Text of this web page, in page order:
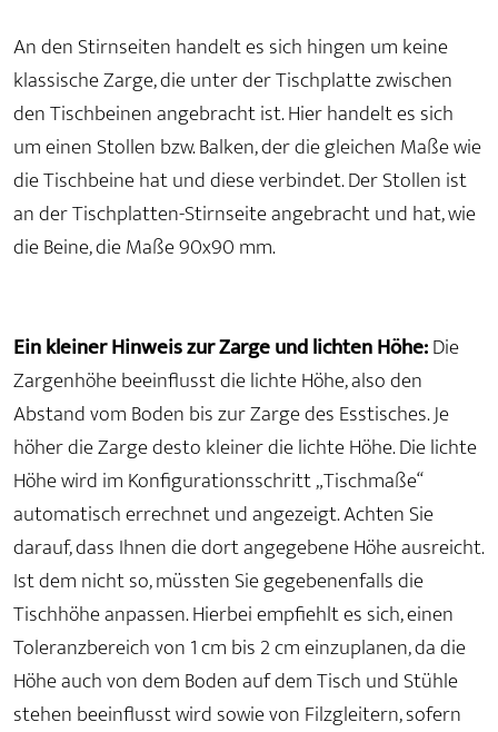
An den Stirnseiten handelt es sich hingen um keine
klassische Zarge, die unter der Tischplatte zwischen
den Tischbeinen angebracht ist. Hier handelt es sich
um einen Stollen bzw. Balken, der die gleichen Maße wie
die Tischbeine hat und diese verbindet. Der Stollen ist
an der Tischplatten-Stirnseite angebracht und hat, wie
die Beine, die Maße 90x90 mm.
Ein kleiner Hinweis zur Zarge und lichten Höhe:Die
Zargenhöhe beeinflusst die lichte Höhe, also den
Abstand vom Boden bis zur Zarge des Esstisches. Je
höher die Zarge desto kleiner die lichte Höhe. Die lichte
Höhe wird im Konfigurationsschritt „Tischmaße“
automatisch errechnet und angezeigt. Achten Sie
darauf, dass Ihnen die dort angegebene Höhe ausreicht.
Ist dem nicht so, müssten Sie gegebenenfalls die
Tischhöhe anpassen. Hierbei empfiehlt es sich, einen
Toleranzbereich von 1 cm bis 2 cm einzuplanen, da die
Höhe auch von dem Boden auf dem Tisch und Stühle
stehen beeinflusst wird sowie von Filzgleitern, sofern